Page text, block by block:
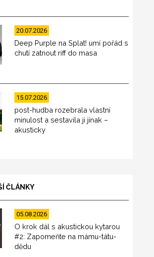
20.07.2026
Deep Purple na Splat! umí pořád s
chutí zatnout riff do masa
15.07.2026
post-hudba rozebrala vlastní
minulost a sestavila ji jinak –
akusticky
ČLÁNKY
05.08.2026
O krok dál s akustickou kytarou
#2: Zapomeňte na mámu-tátu-
dědu